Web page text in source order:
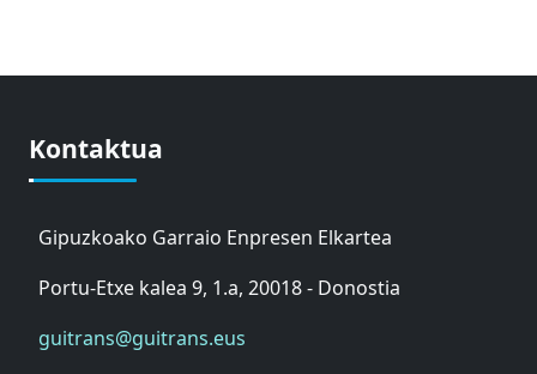
Kontaktua
Gipuzkoako Garraio Enpresen Elkartea
Portu-Etxe kalea 9, 1.a, 20018 - Donostia
guitrans@guitrans.eus